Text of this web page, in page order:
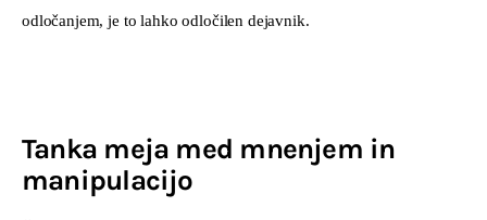
odločanjem, je to lahko odločilen dejavnik.
Tanka meja med mnenjem in
manipulacijo